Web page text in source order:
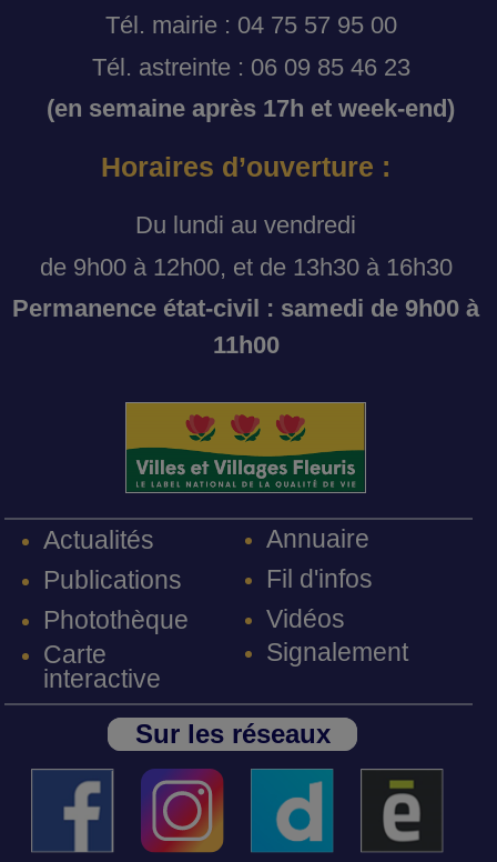
Tél. mairie : 04 75 57 95 00
Tél. astreinte : 06 09 85 46 23
(en semaine après 17h et week-end)
Horaires d’ouverture :
Du lundi au vendredi
de 9h00 à 12h00, et de 13h30 à 16h30
Permanence état-civil : samedi de 9h00 à
11h00
Actualités
Publications
Photothèque
Carte
interactive
Annuaire
Fil d'infos
Vidéos
Signalement
Sur les réseaux